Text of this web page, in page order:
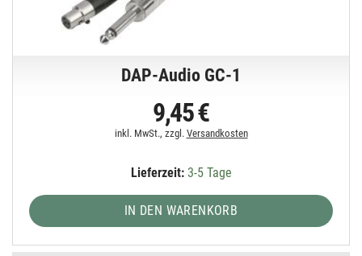
DAP-Audio GC-1
9,45 €
inkl. MwSt., zzgl. Versandkosten
Lieferzeit:3-5 Tage
IN DEN WARENKORB